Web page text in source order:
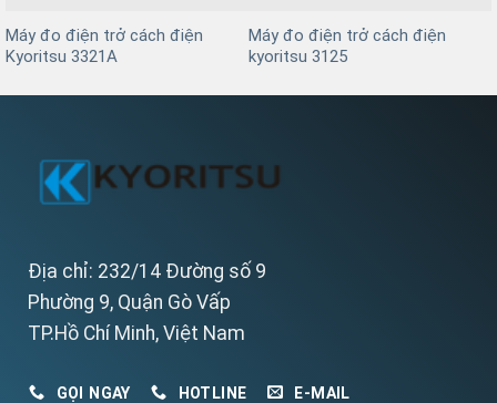
Máy đo điện trở cách điện
Kyoritsu 3321A
Máy đo điện trở cách điện
kyoritsu 3125
Địa chỉ: 232/14 Đường số 9
Phường 9, Quận Gò Vấp
TP.Hồ Chí Minh, Việt Nam
GỌI NGAY HOTLINE E-MAIL